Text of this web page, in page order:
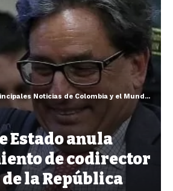
Colombia Mundo - Principales Noticias de Colombia y el Mundo Hoy
Estado anula
de codirector
de la República